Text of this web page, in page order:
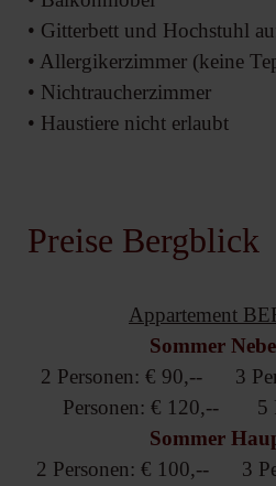
• Gitterbett und Hochstuhl
• Allergikerzimmer (keine
• Nichtraucherzimmer
• Haustiere nicht erlaubt
Preise Bergblick
Appartement
Sommer
2 Personen: € 90,-- 3
Personen: € 120,-- 5
Sommer
2 Personen: € 100,-- 3